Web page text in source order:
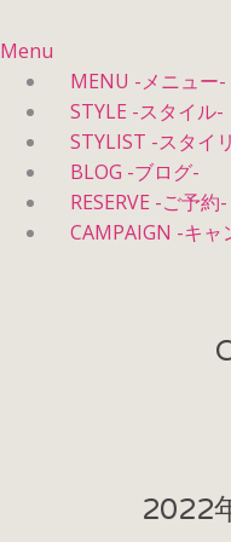
Menu
MENU -メニュー-
STYLE -スタイル-
STYLIST -スタイ
BLOG -ブログ-
RESERVE -ご予約-
CAMPAIGN -キャ
2022